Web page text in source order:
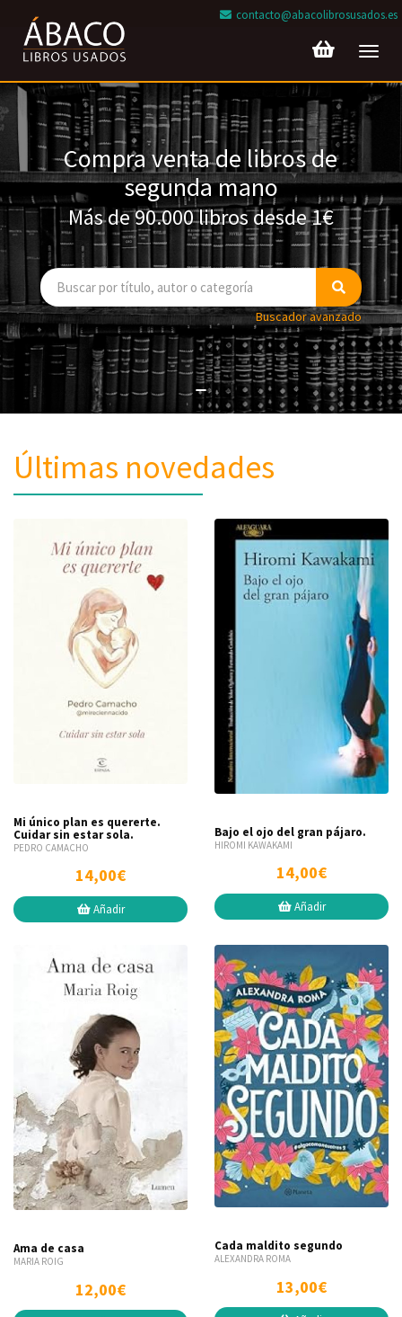
contacto@abacolibrosusados.es
Compra venta de libros de
segunda mano
Más de 90.000 libros desde 1€
Buscador avanzado
Últimas novedades
Mi único plan es quererte.
Cuidar sin estar sola.
PEDRO CAMACHO
14,00€
Añadir
Bajo el ojo del gran pájaro.
HIROMI KAWAKAMI
14,00€
Añadir
Ama de casa
MARIA ROIG
12,00€
Cada maldito segundo
ALEXANDRA ROMA
13,00€